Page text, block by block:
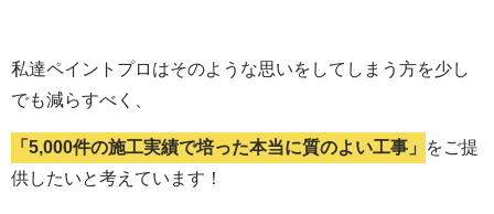
私達ペイントプロはそのような思いをしてしまう方を少し
でも減らすべく、
「5,000件の施工実績で培った本当に質のよい工事」
をご提
供したいと考えています！